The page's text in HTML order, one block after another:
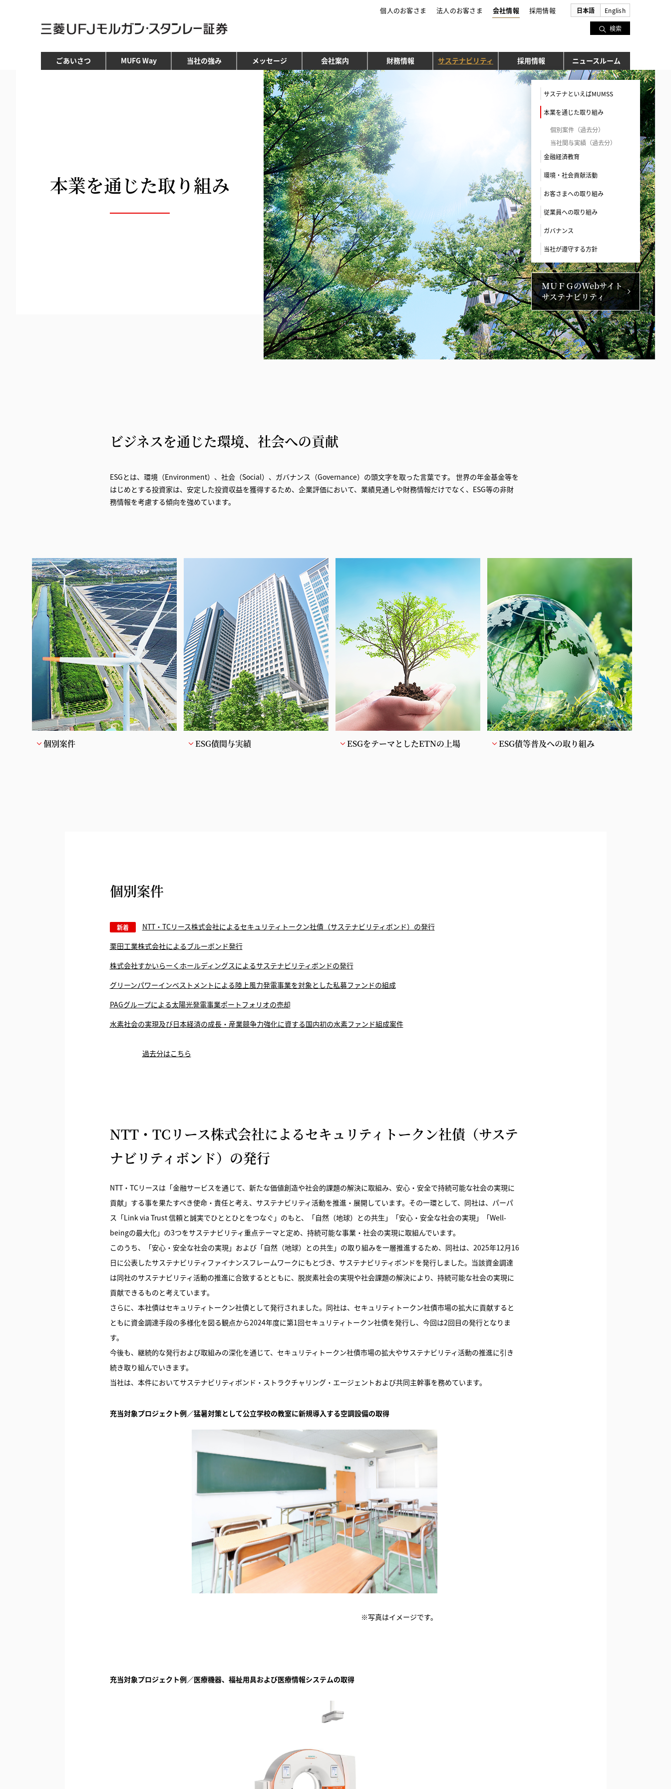
個人のお客さま 法人のお客さま 会社情報 採用情報 日本語 English
検索
ごあいさつ MUFG Way 当社の強み メッセージ 会社案内 財務情報 サステナビリティ 採用情報 ニュースルーム
本業を通じた取り組み
ビジネスを通じた環境、社会への貢献
ESGとは、環境（Environment）、社会（Social）、ガバナンス（Governance）の頭文字を取った言葉です。 世界の年金基金等を
はじめとする投資家は、安定した投資収益を獲得するため、企業評価において、業績見通しや財務情報だけでなく、ESG等の非財
務情報を考慮する傾向を強めています。
個別案件 ESG債関与実績 ESGをテーマとしたETNの上場 ESG債等普及への取り組み
個別案件
新着
NTT・TCリース株式会社によるセキュリティトークン社債（サステナビリティボンド）の発行
栗田工業株式会社によるブルーボンド発行
株式会社すかいらーくホールディングスによるサステナビリティボンドの発行
グリーンパワーインベストメントによる陸上風力発電事業を対象とした私募ファンドの組成
PAGグループによる太陽光発電事業ポートフォリオの売却
水素社会の実現及び日本経済の成長・産業競争力強化に資する国内初の水素ファンド組成案件
過去分はこちら
NTT・TCリース株式会社によるセキュリティトークン社債（サステ
ナビリティボンド）の発行
NTT・TCリースは「金融サービスを通じて、新たな価値創造や社会的課題の解決に取組み、安心・安全で持続可能な社会の実現に
貢献」する事を果たすべき使命・責任と考え、サステナビリティ活動を推進・展開しています。その一環として、同社は、パーパ
ス「Link via Trust 信頼と誠実でひととひとをつなぐ」のもと、「自然（地球）との共生」「安心・安全な社会の実現」「Well-
beingの最大化」の3つをサステナビリティ重点テーマと定め、持続可能な事業・社会の実現に取組んでいます。
このうち、「安心・安全な社会の実現」および「自然（地球）との共生」の取り組みを一層推進するため、同社は、2025年12月16
日に公表したサステナビリティファイナンスフレームワークにもとづき、サステナビリティボンドを発行しました。当該資金調達
は同社のサステナビリティ活動の推進に合致するとともに、脱炭素社会の実現や社会課題の解決により、持続可能な社会の実現に
貢献できるものと考えています。
さらに、本社債はセキュリティトークン社債として発行されました。同社は、セキュリティトークン社債市場の拡大に貢献すると
ともに資金調達手段の多様化を図る観点から2024年度に第1回セキュリティトークン社債を発行し、今回は2回目の発行となりま
す。
今後も、継続的な発行および取組みの深化を通じて、セキュリティトークン社債市場の拡大やサステナビリティ活動の推進に引き
続き取り組んでいきます。
当社は、本件においてサステナビリティボンド・ストラクチャリング・エージェントおよび共同主幹事を務めています。
充当対象プロジェクト例／猛暑対策として公立学校の教室に新規導入する空調設備の取得
※写真はイメージです。
充当対象プロジェクト例／医療機器、福祉用具および医療情報システムの取得
サステナといえばMUMSS
本業を通じた取り組み
個別案件（過去分）
当社関与実績（過去分）
金融経済教育
環境・社会貢献活動
お客さまへの取り組み
従業員への取り組み
ガバナンス
当社が遵守する方針
ＭＵＦＧのWebサイト
サステナビリティ